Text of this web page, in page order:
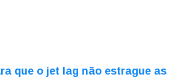
que o jet lag não estrague as